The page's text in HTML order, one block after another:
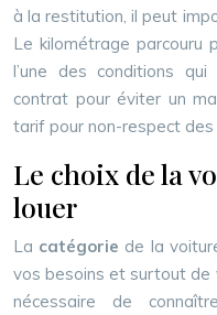
à la restitution, il peut
Le kilométrage parcouru
l’une des conditions
contrat pour éviter un
tarif pour non-respect
Le choix de la
louer
La catégorie de la
vos besoins et surtout
nécessaire de